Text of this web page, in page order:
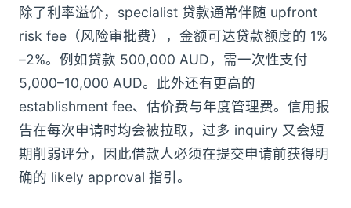
除了利率溢价，specialist 贷款通常伴随 upfront
risk fee（风险审批费），金额可达贷款额度的 1%
–2%。例如贷款 500,000 AUD，需一次性支付
5,000–10,000 AUD。此外还有更高的
establishment fee、估价费与年度管理费。信用报
告在每次申请时均会被拉取，过多 inquiry 又会短
期削弱评分，因此借款人必须在提交申请前获得明
确的 likely approval 指引。